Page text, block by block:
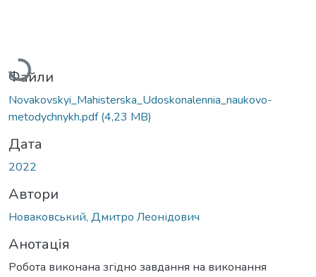
Вантажиться...
Файли
Novakovskyi_Мahisterska_Udoskonalennia_naukovo-
metodychnykh.pdf(4,23 MB)
Дата
2022
Автори
Новаковський, Дмитро Леонідович
Анотація
Робота виконана згідно завдання на виконання